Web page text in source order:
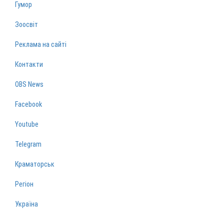
Гумор
Зоосвіт
Реклама на сайті
Контакти
OBS News
Facebook
Youtube
Telegram
Краматорськ
Регіон
Україна